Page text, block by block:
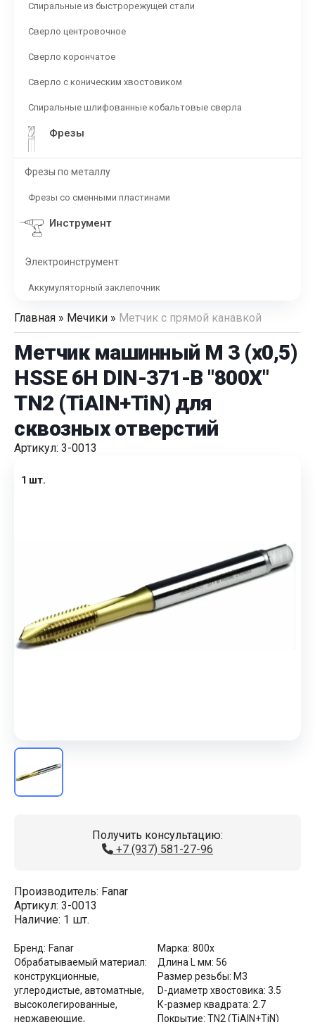
Спиральные из быстрорежущей стали
Сверло центровочное
Сверло корончатое
Сверло с коническим хвостовиком
Спиральные шлифованные кобальтовые сверла
Фрезы
Фрезы по металлу
Фрезы со сменными пластинами
Инструмент
Электроинструмент
Аккумуляторный заклепочник
Главная » Мечики » Метчик с прямой канавкой
Метчик машинный М 3 (х0,5)
HSSE 6H DIN-371-B "800X"
TN2 (TiAlN+TiN) для
сквозных отверстий
Артикул: 3-0013
1 шт.
Получить консультацию:
+7 (937) 581-27-96
Производитель: Fanar
Артикул: 3-0013
Наличие: 1 шт.
Бренд: Fanar Марка: 800x
Обрабатываемый материал:
конструкционные,
углеродистые, автоматные,
высоколегированные,
нержавеющие,
Длина L мм: 56
Размер резьбы: М3
D-диаметр хвостовика: 3.5
К-размер квадрата: 2.7
Покрытие: TN2 (TiAlN+TiN)